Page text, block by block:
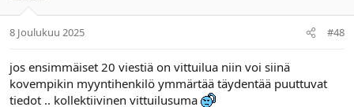
8 Joulukuu 2025 #48
jos ensimmäiset 20 viestiä on vittuilua niin voi siinä
kovempikin myyntihenkilö ymmärtää täydentää puuttuvat
tiedot .. kollektiivinen vittuilusuma